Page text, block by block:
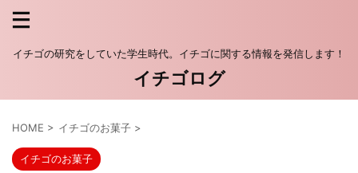
イチゴの研究をしていた学生時代。イチゴに関する情報を発信します！
イチゴログ
HOME > イチゴのお菓子 >
イチゴのお菓子